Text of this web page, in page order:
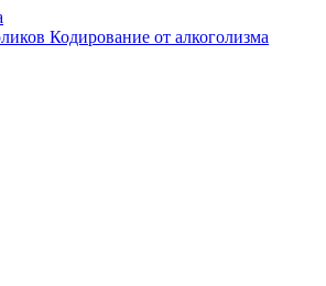
Кодирование от алкоголизма